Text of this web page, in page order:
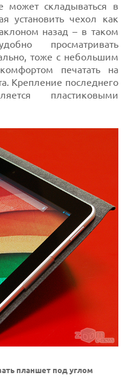
может складываться в
установить чехол как
назад – в таком
просматривать
тоже с небольшим
печатать на
Крепление последнего
пластиковыми
планшет под углом